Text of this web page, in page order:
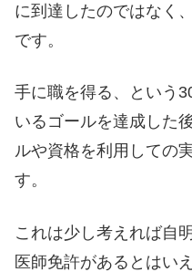
に到達したのではなく
です。
手に職を得る、という
いるゴールを達成した
ルや資格を利用しての
す。
これは少し考えれば自
医師免許があるとはい